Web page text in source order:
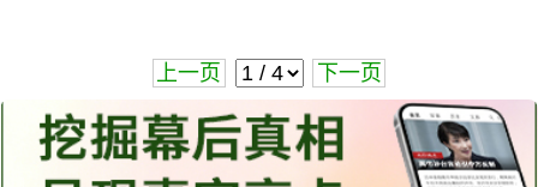
上一页 下一页